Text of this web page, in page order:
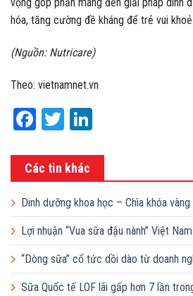
hóa, tăng cường đề kháng để trẻ vui
(Nguồn: Nutricare)
Theo: vietnamnet.vn
Facebook
Twitter
Các tin khác
Dinh dưỡng khoa học – Chìa khóa
tuổi
Lợi nhuận “Vua sữa đậu nành” Việt
công ty mẹ sắp chi gần 368 tỷ đồng
“Dòng sữa” cổ tức dồi dào từ doanh
Sữa Quốc tế LOF lãi gấp hơn 7 lần